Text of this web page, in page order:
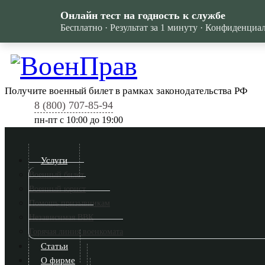
Получите военный билет в рамках законодательства РФ
8 (800) 707-85-94
пн-пт c 10:00 до 19:00
Услуги
Военный билет
Военный юрист
Помощь призывникам
Независимая ВВК
Горячая линия военкомата
Статьи
О фирме
Онлайн тест на годность к службе
Бесплатно · Результат за 1 минуту ·